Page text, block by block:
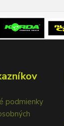
podmienky